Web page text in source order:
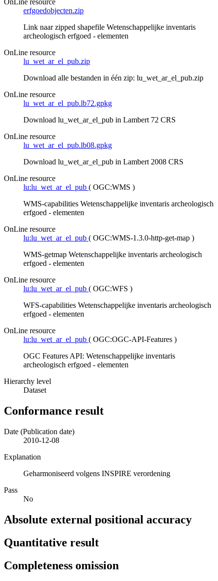
OnLine resource
erfgoedobjecten.zip
Link naar zipped shapefile Wetenschappelijke inventaris
archeologisch erfgoed - elementen
OnLine resource
lu_wet_ar_el_pub.zip
Download alle bestanden in één zip: lu_wet_ar_el_pub.zip
OnLine resource
lu_wet_ar_el_pub.lb72.gpkg
Download lu_wet_ar_el_pub in Lambert 72 CRS
OnLine resource
lu_wet_ar_el_pub.lb08.gpkg
Download lu_wet_ar_el_pub in Lambert 2008 CRS
OnLine resource
lu:lu_wet_ar_el_pub ( OGC:WMS )
WMS-capabilities Wetenschappelijke inventaris archeologisch
erfgoed - elementen
OnLine resource
lu:lu_wet_ar_el_pub ( OGC:WMS-1.3.0-http-get-map )
WMS-getmap Wetenschappelijke inventaris archeologisch
erfgoed - elementen
OnLine resource
lu:lu_wet_ar_el_pub ( OGC:WFS )
WFS-capabilities Wetenschappelijke inventaris archeologisch
erfgoed - elementen
OnLine resource
lu:lu_wet_ar_el_pub ( OGC:OGC-API-Features )
OGC Features API: Wetenschappelijke inventaris
archeologisch erfgoed - elementen
Hierarchy level
Dataset
Conformance result
Date (Publication date)
2010-12-08
Explanation
Geharmoniseerd volgens INSPIRE verordening
Pass
No
Absolute external positional accuracy
Quantitative result
Completeness omission